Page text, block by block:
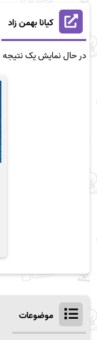
کیانا بهمن زاد
در حال نمایش یک نتیجه
موضوعات